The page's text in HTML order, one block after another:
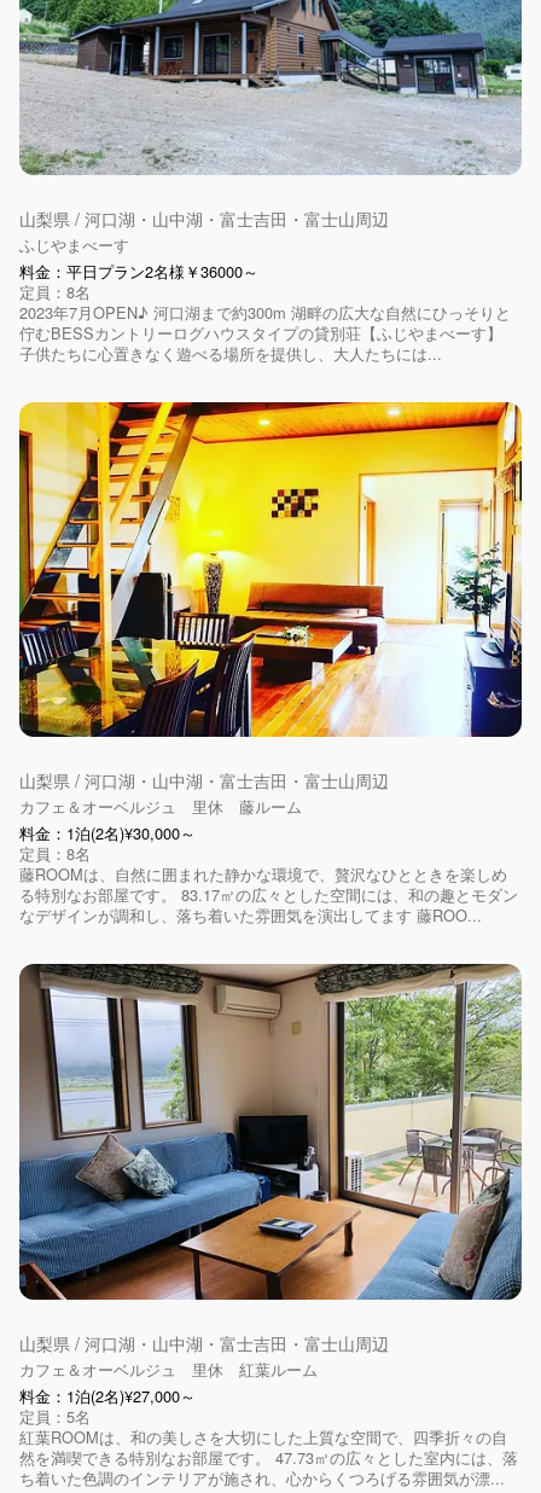
山梨県 / 河口湖・山中湖・富士吉田・富士山周辺
ふじやまべーす
料金：平日プラン2名様￥36000～
定員：8名
2023年7月OPEN♪ 河口湖まで約300m 湖畔の広大な自然にひっそりと
佇むBESSカントリーログハウスタイプの貸別荘【ふじやまべーす】
子供たちに心置きなく遊べる場所を提供し、大人たちには...
山梨県 / 河口湖・山中湖・富士吉田・富士山周辺
カフェ＆オーベルジュ 里休 藤ルーム
料金：1泊(2名)¥30,000～
定員：8名
藤ROOMは、自然に囲まれた静かな環境で、贅沢なひとときを楽しめ
る特別なお部屋です。 83.17㎡の広々とした空間には、和の趣とモダン
なデザインが調和し、落ち着いた雰囲気を演出してます 藤ROO...
山梨県 / 河口湖・山中湖・富士吉田・富士山周辺
カフェ＆オーベルジュ 里休 紅葉ルーム
料金：1泊(2名)¥27,000～
定員：5名
紅葉ROOMは、和の美しさを大切にした上質な空間で、四季折々の自
然を満喫できる特別なお部屋です。 47.73㎡の広々とした室内には、落
ち着いた色調のインテリアが施され、心からくつろげる雰囲気が漂...